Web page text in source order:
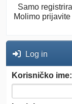
Samo
Molimo
Log in
Korisničko ime: